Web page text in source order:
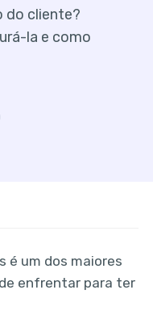
do cliente?
la e como
é um dos maiores
enfrentar para ter